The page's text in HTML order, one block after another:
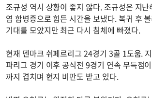
조규성 역시 상황이 좋지 않다. 조규성은 지
염 합병증으로 힘든 시간을 보냈다. 복귀 후
기대를 모았지만 최근 다시 침체에 빠졌다.
현재 덴마크 쉬페르리그 24경기 3골 1도움.
파리그 경기 이후 공식전 9경기 연속 무득점
까지 겹치며 현지 비판도 받고 있다.